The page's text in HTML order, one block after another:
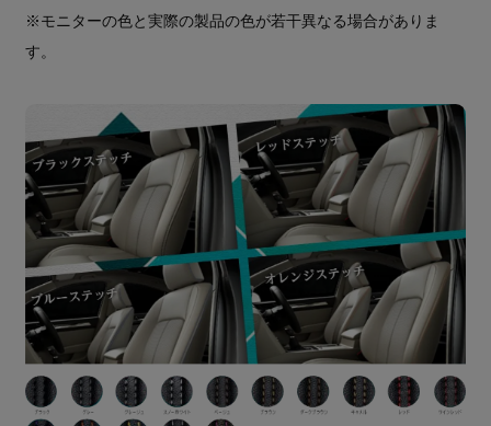
※モニターの色と実際の製品の色が若干異なる場合がありま
す。